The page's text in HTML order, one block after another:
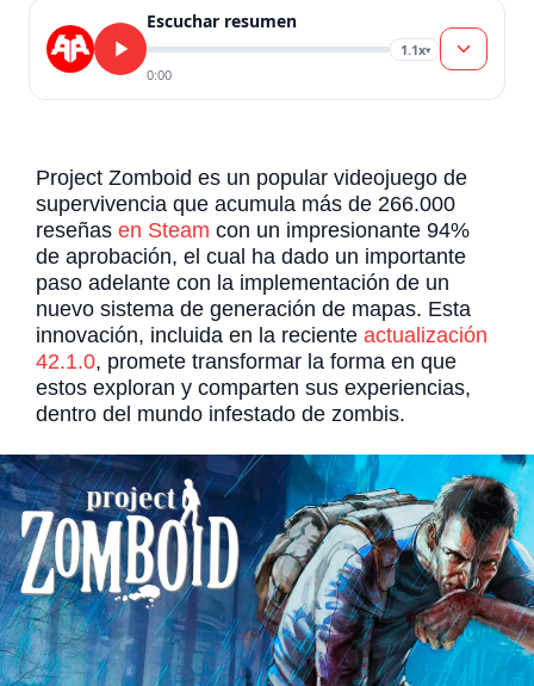
Escuchar resumen
1.1x▾
0:00
Project Zomboid es un popular videojuego de
supervivencia que acumula más de 266.000
reseñas en Steam con un impresionante 94%
de aprobación, el cual ha dado un importante
paso adelante con la implementación de un
nuevo sistema de generación de mapas. Esta
innovación, incluida en la reciente actualización
42.1.0, promete transformar la forma en que
estos exploran y comparten sus experiencias,
dentro del mundo infestado de zombis.